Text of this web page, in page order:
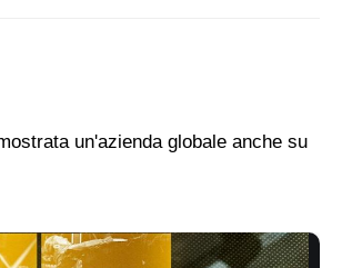
un'azienda globale anche su